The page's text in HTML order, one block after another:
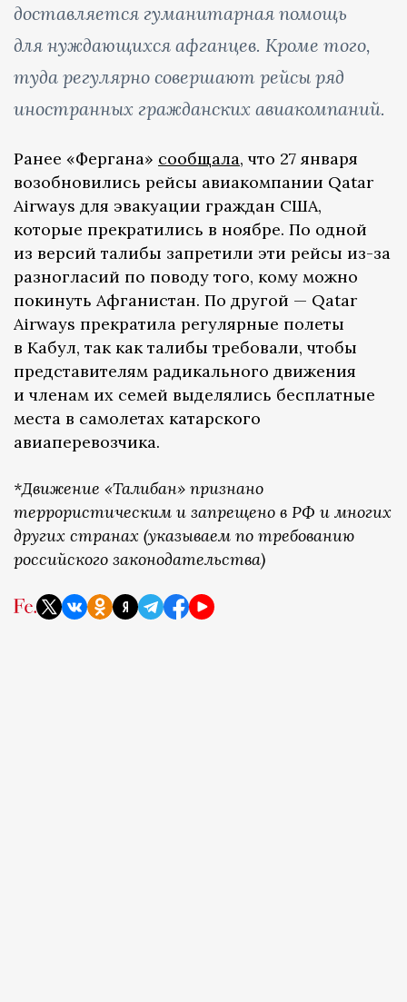
доставляется гуманитарная помощь
для нуждающихся афганцев. Кроме того,
туда регулярно совершают рейсы ряд
иностранных гражданских авиакомпаний.
Ранее «Фергана» сообщала, что 27 января
возобновились рейсы авиакомпании Qatar
Airways для эвакуации граждан США,
которые прекратились в ноябре. По одной
из версий талибы запретили эти рейсы из-за
разногласий по поводу того, кому можно
покинуть Афганистан. По другой — Qatar
Airways прекратила регулярные полеты
в Кабул, так как талибы требовали, чтобы
представителям радикального движения
и членам их семей выделялись бесплатные
места в самолетах катарского
авиаперевозчика.
*Движение «Талибан» признано
террористическим и запрещено в РФ и многих
других странах (указываем по требованию
российского законодательства)